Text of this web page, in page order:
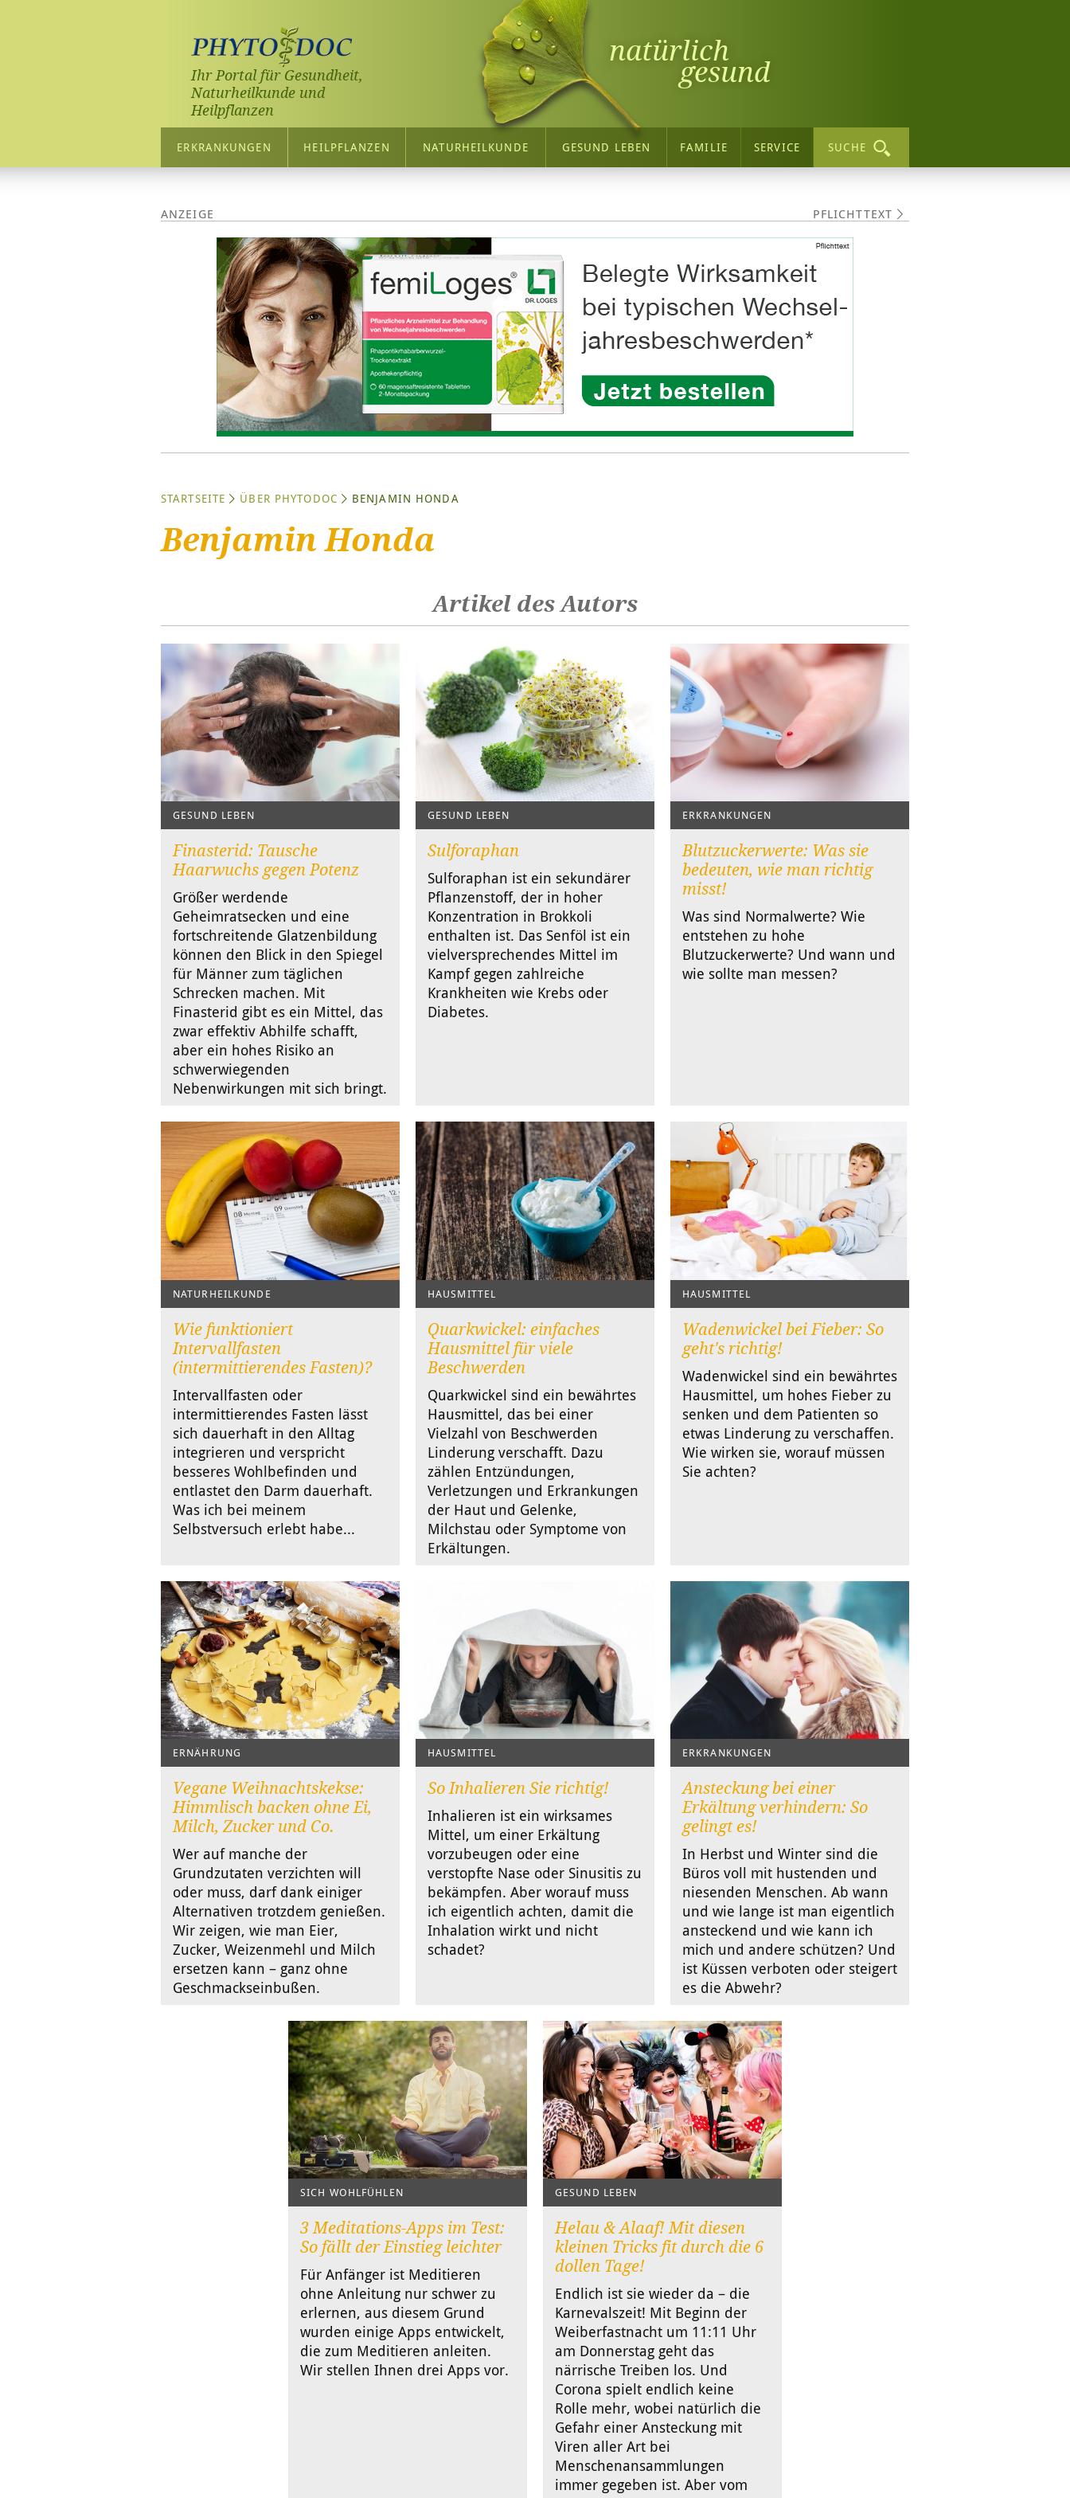
Ihr Portal für Gesundheit,
Naturheilkunde und
Heilpflanzen
natürlich
gesund
ERKRANKUNGEN HEILPFLANZEN NATURHEILKUNDE GESUND LEBEN FAMILIE SERVICE SUCHE
PFLICHTTEXT
STARTSEITE ÜBER PHYTODOC BENJAMIN HONDA
Benjamin Honda
Artikel des Autors
GESUND LEBEN
Finasterid: Tausche
Haarwuchs gegen Potenz
Größer werdende
Geheimratsecken und eine
fortschreitende Glatzenbildung
können den Blick in den Spiegel
für Männer zum täglichen
Schrecken machen. Mit
Finasterid gibt es ein Mittel, das
zwar effektiv Abhilfe schafft,
aber ein hohes Risiko an
schwerwiegenden
Nebenwirkungen mit sich bringt.
GESUND LEBEN
Sulforaphan
Sulforaphan ist ein sekundärer
Pflanzenstoff, der in hoher
Konzentration in Brokkoli
enthalten ist. Das Senföl ist ein
vielversprechendes Mittel im
Kampf gegen zahlreiche
Krankheiten wie Krebs oder
Diabetes.
ERKRANKUNGEN
Blutzuckerwerte: Was sie
bedeuten, wie man richtig
misst!
Was sind Normalwerte? Wie
entstehen zu hohe
Blutzuckerwerte? Und wann und
wie sollte man messen?
NATURHEILKUNDE
Wie funktioniert
Intervallfasten
(intermittierendes Fasten)?
Intervallfasten oder
intermittierendes Fasten lässt
sich dauerhaft in den Alltag
integrieren und verspricht
besseres Wohlbefinden und
entlastet den Darm dauerhaft.
Was ich bei meinem
Selbstversuch erlebt habe...
HAUSMITTEL
Quarkwickel: einfaches
Hausmittel für viele
Beschwerden
Quarkwickel sind ein bewährtes
Hausmittel, das bei einer
Vielzahl von Beschwerden
Linderung verschafft. Dazu
zählen Entzündungen,
Verletzungen und Erkrankungen
der Haut und Gelenke,
Milchstau oder Symptome von
Erkältungen.
HAUSMITTEL
Wadenwickel bei Fieber: So
geht's richtig!
Wadenwickel sind ein bewährtes
Hausmittel, um hohes Fieber zu
senken und dem Patienten so
etwas Linderung zu verschaffen.
Wie wirken sie, worauf müssen
Sie achten?
ERNÄHRUNG
Vegane Weihnachtskekse:
Himmlisch backen ohne Ei,
Milch, Zucker und Co.
Wer auf manche der
Grundzutaten verzichten will
oder muss, darf dank einiger
Alternativen trotzdem genießen.
Wir zeigen, wie man Eier,
Zucker, Weizenmehl und Milch
ersetzen kann – ganz ohne
Geschmackseinbußen.
HAUSMITTEL
So Inhalieren Sie richtig!
Inhalieren ist ein wirksames
Mittel, um einer Erkältung
vorzubeugen oder eine
verstopfte Nase oder Sinusitis zu
bekämpfen. Aber worauf muss
ich eigentlich achten, damit die
Inhalation wirkt und nicht
schadet?
ERKRANKUNGEN
Ansteckung bei einer
Erkältung verhindern: So
gelingt es!
In Herbst und Winter sind die
Büros voll mit hustenden und
niesenden Menschen. Ab wann
und wie lange ist man eigentlich
ansteckend und wie kann ich
mich und andere schützen? Und
ist Küssen verboten oder steigert
es die Abwehr?
SICH WOHLFÜHLEN
3 Meditations-Apps im Test:
So fällt der Einstieg leichter
Für Anfänger ist Meditieren
ohne Anleitung nur schwer zu
erlernen, aus diesem Grund
wurden einige Apps entwickelt,
die zum Meditieren anleiten.
Wir stellen Ihnen drei Apps vor.
GESUND LEBEN
Helau & Alaaf! Mit diesen
kleinen Tricks fit durch die 6
dollen Tage!
Endlich ist sie wieder da – die
Karnevalszeit! Mit Beginn der
Weiberfastnacht um 11:11 Uhr
am Donnerstag geht das
närrische Treiben los. Und
Corona spielt endlich keine
Rolle mehr, wobei natürlich die
Gefahr einer Ansteckung mit
Viren aller Art bei
Menschenansammlungen
immer gegeben ist. Aber vom